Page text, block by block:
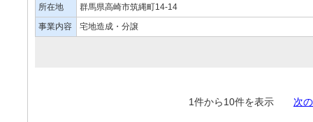
所在地
群馬県高崎市筑縄町14-14
事業内容
宅地造成・分譲
1件から10件を表示 次